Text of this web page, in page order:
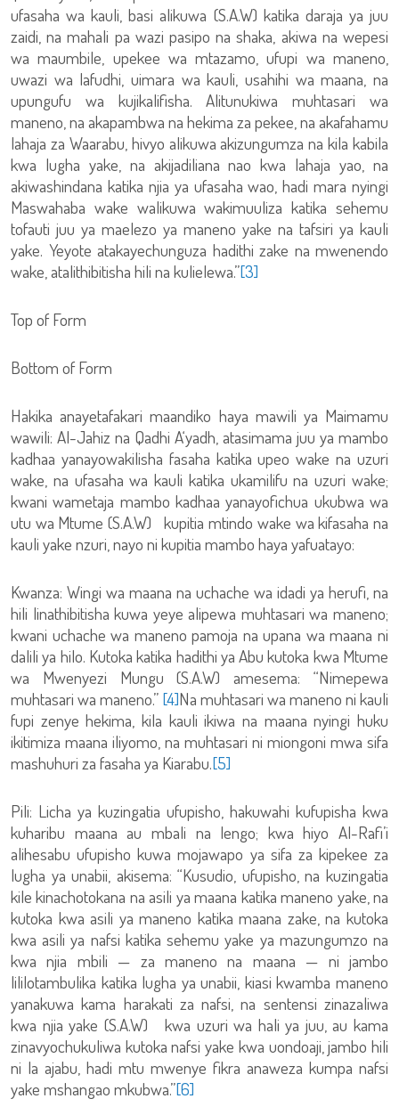
ufasaha wa kauli, basi alikuwa (S.A.W) katika daraja ya juu
zaidi, na mahali pa wazi pasipo na shaka, akiwa na wepesi
wa maumbile, upekee wa mtazamo, ufupi wa maneno,
uwazi wa lafudhi, uimara wa kauli, usahihi wa maana, na
upungufu wa kujikalifisha. Alitunukiwa muhtasari wa
maneno, na akapambwa na hekima za pekee, na akafahamu
lahaja za Waarabu, hivyo alikuwa akizungumza na kila kabila
kwa lugha yake, na akijadiliana nao kwa lahaja yao, na
akiwashindana katika njia ya ufasaha wao, hadi mara nyingi
Maswahaba wake walikuwa wakimuuliza katika sehemu
tofauti juu ya maelezo ya maneno yake na tafsiri ya kauli
yake. Yeyote atakayechunguza hadithi zake na mwenendo
wake, atalithibitisha hili na kulielewa.”[3]
Top of Form
Bottom of Form
Hakika anayetafakari maandiko haya mawili ya Maimamu
wawili: Al-Jahiz na Qadhi A‘yadh, atasimama juu ya mambo
kadhaa yanayowakilisha fasaha katika upeo wake na uzuri
wake, na ufasaha wa kauli katika ukamilifu na uzuri wake;
kwani wametaja mambo kadhaa yanayofichua ukubwa wa
utu wa Mtume (S.A.W) kupitia mtindo wake wa kifasaha na
kauli yake nzuri, nayo ni kupitia mambo haya yafuatayo:
Kwanza: Wingi wa maana na uchache wa idadi ya herufi, na
hili linathibitisha kuwa yeye alipewa muhtasari wa maneno;
kwani uchache wa maneno pamoja na upana wa maana ni
dalili ya hilo. Kutoka katika hadithi ya Abu kutoka kwa Mtume
wa Mwenyezi Mungu (S.A.W) amesema: “Nimepewa
muhtasari wa maneno.” [4]Na muhtasari wa maneno ni kauli
fupi zenye hekima, kila kauli ikiwa na maana nyingi huku
ikitimiza maana iliyomo, na muhtasari ni miongoni mwa sifa
mashuhuri za fasaha ya Kiarabu.[5]
Pili: Licha ya kuzingatia ufupisho, hakuwahi kufupisha kwa
kuharibu maana au mbali na lengo; kwa hiyo Al-Rafi’i
alihesabu ufupisho kuwa mojawapo ya sifa za kipekee za
lugha ya unabii, akisema: “Kusudio, ufupisho, na kuzingatia
kile kinachotokana na asili ya maana katika maneno yake, na
kutoka kwa asili ya maneno katika maana zake, na kutoka
kwa asili ya nafsi katika sehemu yake ya mazungumzo na
kwa njia mbili — za maneno na maana — ni jambo
lililotambulika katika lugha ya unabii, kiasi kwamba maneno
yanakuwa kama harakati za nafsi, na sentensi zinazaliwa
kwa njia yake (S.A.W) kwa uzuri wa hali ya juu, au kama
zinavyochukuliwa kutoka nafsi yake kwa uondoaji, jambo hili
ni la ajabu, hadi mtu mwenye fikra anaweza kumpa nafsi
yake mshangao mkubwa.”[6]